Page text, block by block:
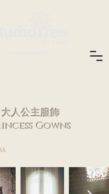
大人公主服飾
Gowns